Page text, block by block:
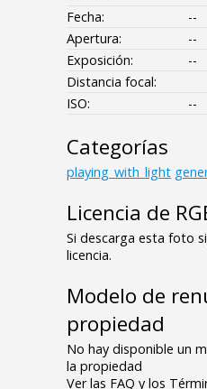
Fecha:
--
Apertura:
--
Exposición:
--
Distancia focal:
ISO:
--
Categorías
playing_with_light
Licencia de
Si descarga esta foto
licencia.
Modelo de
propiedad
No hay disponible un
la propiedad
Ver las FAQ y los